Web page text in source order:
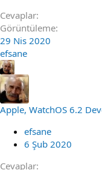
Cevaplar
Görüntüleme
29 Nis 2020
efsane
Apple, WatchOS 6.2
efsane
6 Şub 2020
Cevaplar